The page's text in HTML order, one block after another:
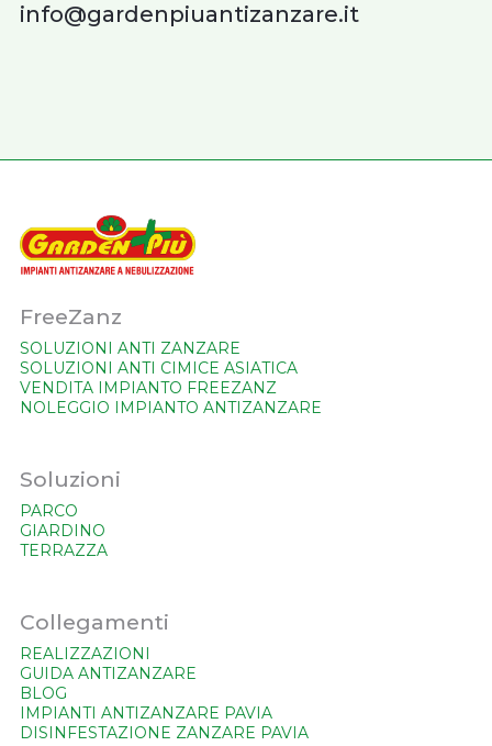
info@gardenpiuantizanzare.it
FreeZanz
SOLUZIONI ANTI ZANZARE
SOLUZIONI ANTI CIMICE ASIATICA
VENDITA IMPIANTO FREEZANZ
NOLEGGIO IMPIANTO ANTIZANZARE
Soluzioni
PARCO
GIARDINO
TERRAZZA
Collegamenti
REALIZZAZIONI
GUIDA ANTIZANZARE
BLOG
IMPIANTI ANTIZANZARE PAVIA
DISINFESTAZIONE ZANZARE PAVIA